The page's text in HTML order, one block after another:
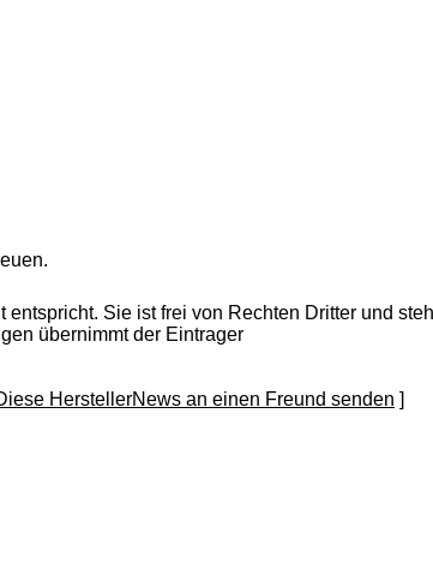
Sie ist frei von Rechten Dritter und
übernimmt der Eintrager
]